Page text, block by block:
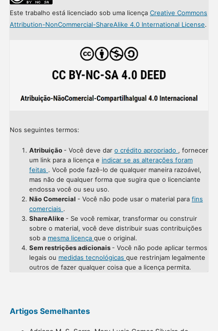
Este trabalho está licenciado sob uma licença Creative Commons
Attribution-NonCommercial-ShareAlike 4.0 International License.
Nos seguintes termos:
Atribuição - Você deve dar o crédito apropriado , fornecer
um link para a licença e indicar se as alterações foram
feitas . Você pode fazê-lo de qualquer maneira razoável,
mas não de qualquer forma que sugira que o licenciante
endossa você ou seu uso.
Não Comercial - Você não pode usar o material para fins
comerciais .
ShareAlike - Se você remixar, transformar ou construir
sobre o material, você deve distribuir suas contribuições
sob a mesma licença que o original.
Sem restrições adicionais - Você não pode aplicar termos
legais ou medidas tecnológicas que restrinjam legalmente
outros de fazer qualquer coisa que a licença permita.
Artigos Semelhantes